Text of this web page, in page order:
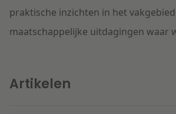
Fiscaal
IT & Privacy
Klantcases
Events
Over ons
praktische inzichten in het
maatschappelijke uitdagingen waar
Artikelen